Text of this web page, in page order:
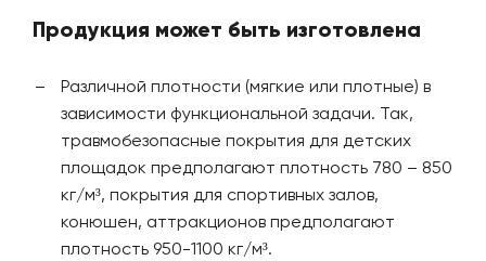
Продукция может быть изготовлена
Различной плотности (мягкие или плотные) в
зависимости функциональной задачи. Так,
травмобезопасные покрытия для детских
площадок предполагают плотность 780 – 850
кг/м³, покрытия для спортивных залов,
конюшен, аттракционов предполагают
плотность 950-1100 кг/м³.